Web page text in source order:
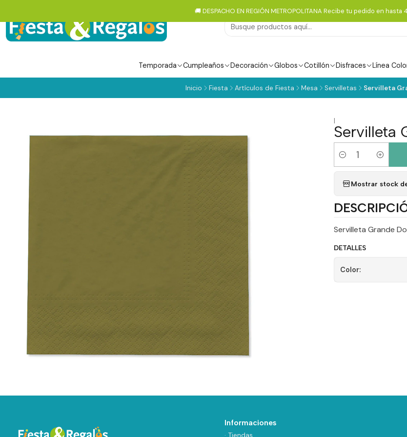
Temporada Cumpleaños Decoración Globos Cotillón Disfraces Línea
🚚 DESPACHO EN REGIÓN METROPOLITANA Recibe tu pedido en
Inicio Fiesta Artículos de Fiesta Mesa Servilletas Servilleta
|
Servilleta
Cantidad
Mostrar stock
Servilleta Grande
DETALLES
Color:
Informaciones
· Tiendas